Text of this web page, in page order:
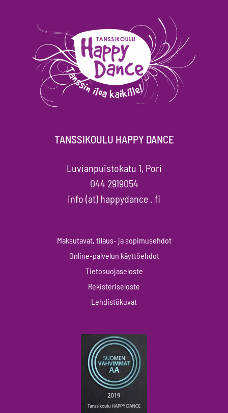
TANSSIKOULU HAPPY DANCE
Luvianpuistokatu 1, Pori
044 2919054
info (at) happydance . fi
Maksutavat, tilaus- ja sopimusehdot
Online-palvelun käyttöehdot
Tietosuojaseloste
Rekisteriseloste
Lehdistökuvat